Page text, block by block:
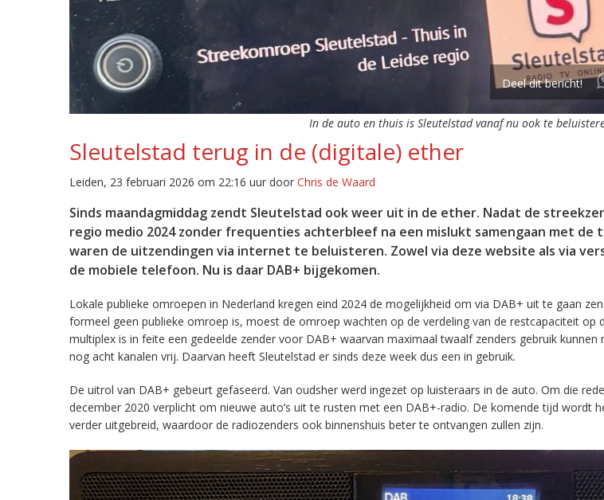
Deel dit bericht!
In de auto en thuis is Sleutelstad vanaf nu ook te
Sleutelstad terug in de (digitale) ether
Leiden, 23 februari 2026 om 22:16 uur door Chris de Waard
Sinds maandagmiddag zendt Sleutelstad ook weer uit in de ether. Nadat de
regio medio 2024 zonder frequenties achterbleef na een mislukt samengaan met de
waren de uitzendingen via internet te beluisteren. Zowel via deze website als via
de mobiele telefoon. Nu is daar DAB+ bijgekomen.
Lokale publieke omroepen in Nederland kregen eind 2024 de mogelijkheid om via DAB+ uit te gaan
formeel geen publieke omroep is, moest de omroep wachten op de verdeling van de restcapaciteit op
multiplex is in feite een gedeelde zender voor DAB+ waarvan maximaal twaalf zenders gebruik kunnen
nog acht kanalen vrij. Daarvan heeft Sleutelstad er sinds deze week dus een in gebruik.
De uitrol van DAB+ gebeurt gefaseerd. Van oudsher werd ingezet op luisteraars in de auto. Om die
december 2020 verplicht om nieuwe auto’s uit te rusten met een DAB+-radio. De komende tijd wordt
verder uitgebreid, waardoor de radiozenders ook binnenshuis beter te ontvangen zullen zijn.